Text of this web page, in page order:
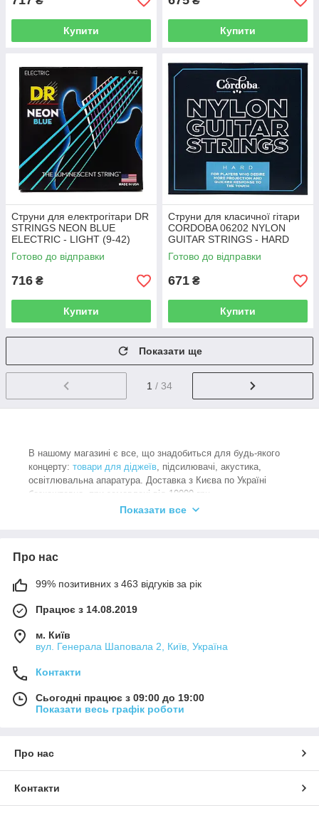
Купити Купити
Струни для електрогітари DR
STRINGS NEON BLUE
ELECTRIC - LIGHT (9-42)
Готово до відправки
716 ₴
Купити
Струни для класичної гітари
CORDOBA 06202 NYLON
GUITAR STRINGS - HARD
Готово до відправки
671 ₴
Купити
Показати ще
1 / 34
В нашому магазині є все, що знадобиться для будь-якого
концерту: товари для діджеїв , підсилювачі, акустика,
освітлювальна апаратура. Доставка з Києва по Україні
безкоштовна, при замовлені від 10000 грн.
Отже, щоб розібратися у всіх нюансах вибору, звернемося
струни і вестерн версія, на яку встановлюють металевий
корпусів:
оркестрова модель;
Parlor;
гранд аудиториум.
Для перерахованих «акустик» підійдуть нікелеві, бронзові,
його регулярно протирати, використовуючи засіб-розчинник
Показати все
Про нас
99% позитивних з 463 відгуків за рік
Працює з 14.08.2019
м. Київ
вул. Генерала Шаповала 2, Київ, Україна
Контакти
Сьогодні працює з 09:00 до 19:00
Показати весь графік роботи
Про нас
Контакти